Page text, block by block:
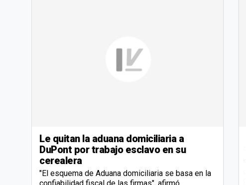
Le quitan la aduana domiciliaria a
DuPont por trabajo esclavo en su
cerealera
"El esquema de Aduana domiciliaria se basa en la